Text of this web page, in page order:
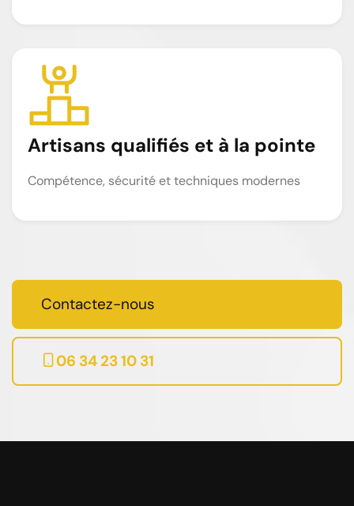
Artisans qualifiés et à la pointe
Compétence, sécurité et techniques modernes
Contactez-nous
06 34 23 10 31